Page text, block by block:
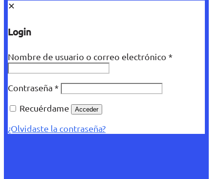
✕
Login
Nombre de usuario o correo electrónico *
Contraseña *
Recuérdame
Acceder
¿Olvidaste la contraseña?